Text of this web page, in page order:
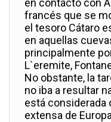
en contacto con
francés que se
el tesoro Cátaro
en aquellas
principalmente
L`eremite,
No obstante, la
no iba a resultar
está considerada
extensa de